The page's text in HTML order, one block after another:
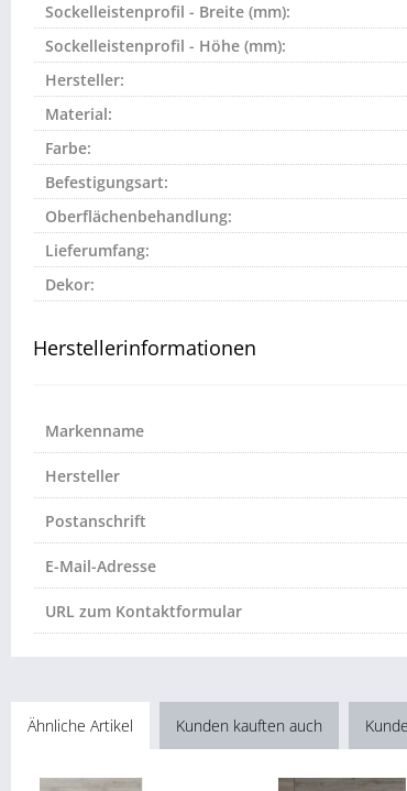
Sockelleistenprofil - Breite (mm):
Sockelleistenprofil - Höhe (mm):
Hersteller:
Material:
Farbe:
Befestigungsart:
Oberflächenbehandlung:
Lieferumfang:
Dekor:
Herstellerinformationen
Markenname
Hersteller
Postanschrift
E-Mail-Adresse
URL zum Kontaktformular
Ähnliche Artikel Kunden kauften auch